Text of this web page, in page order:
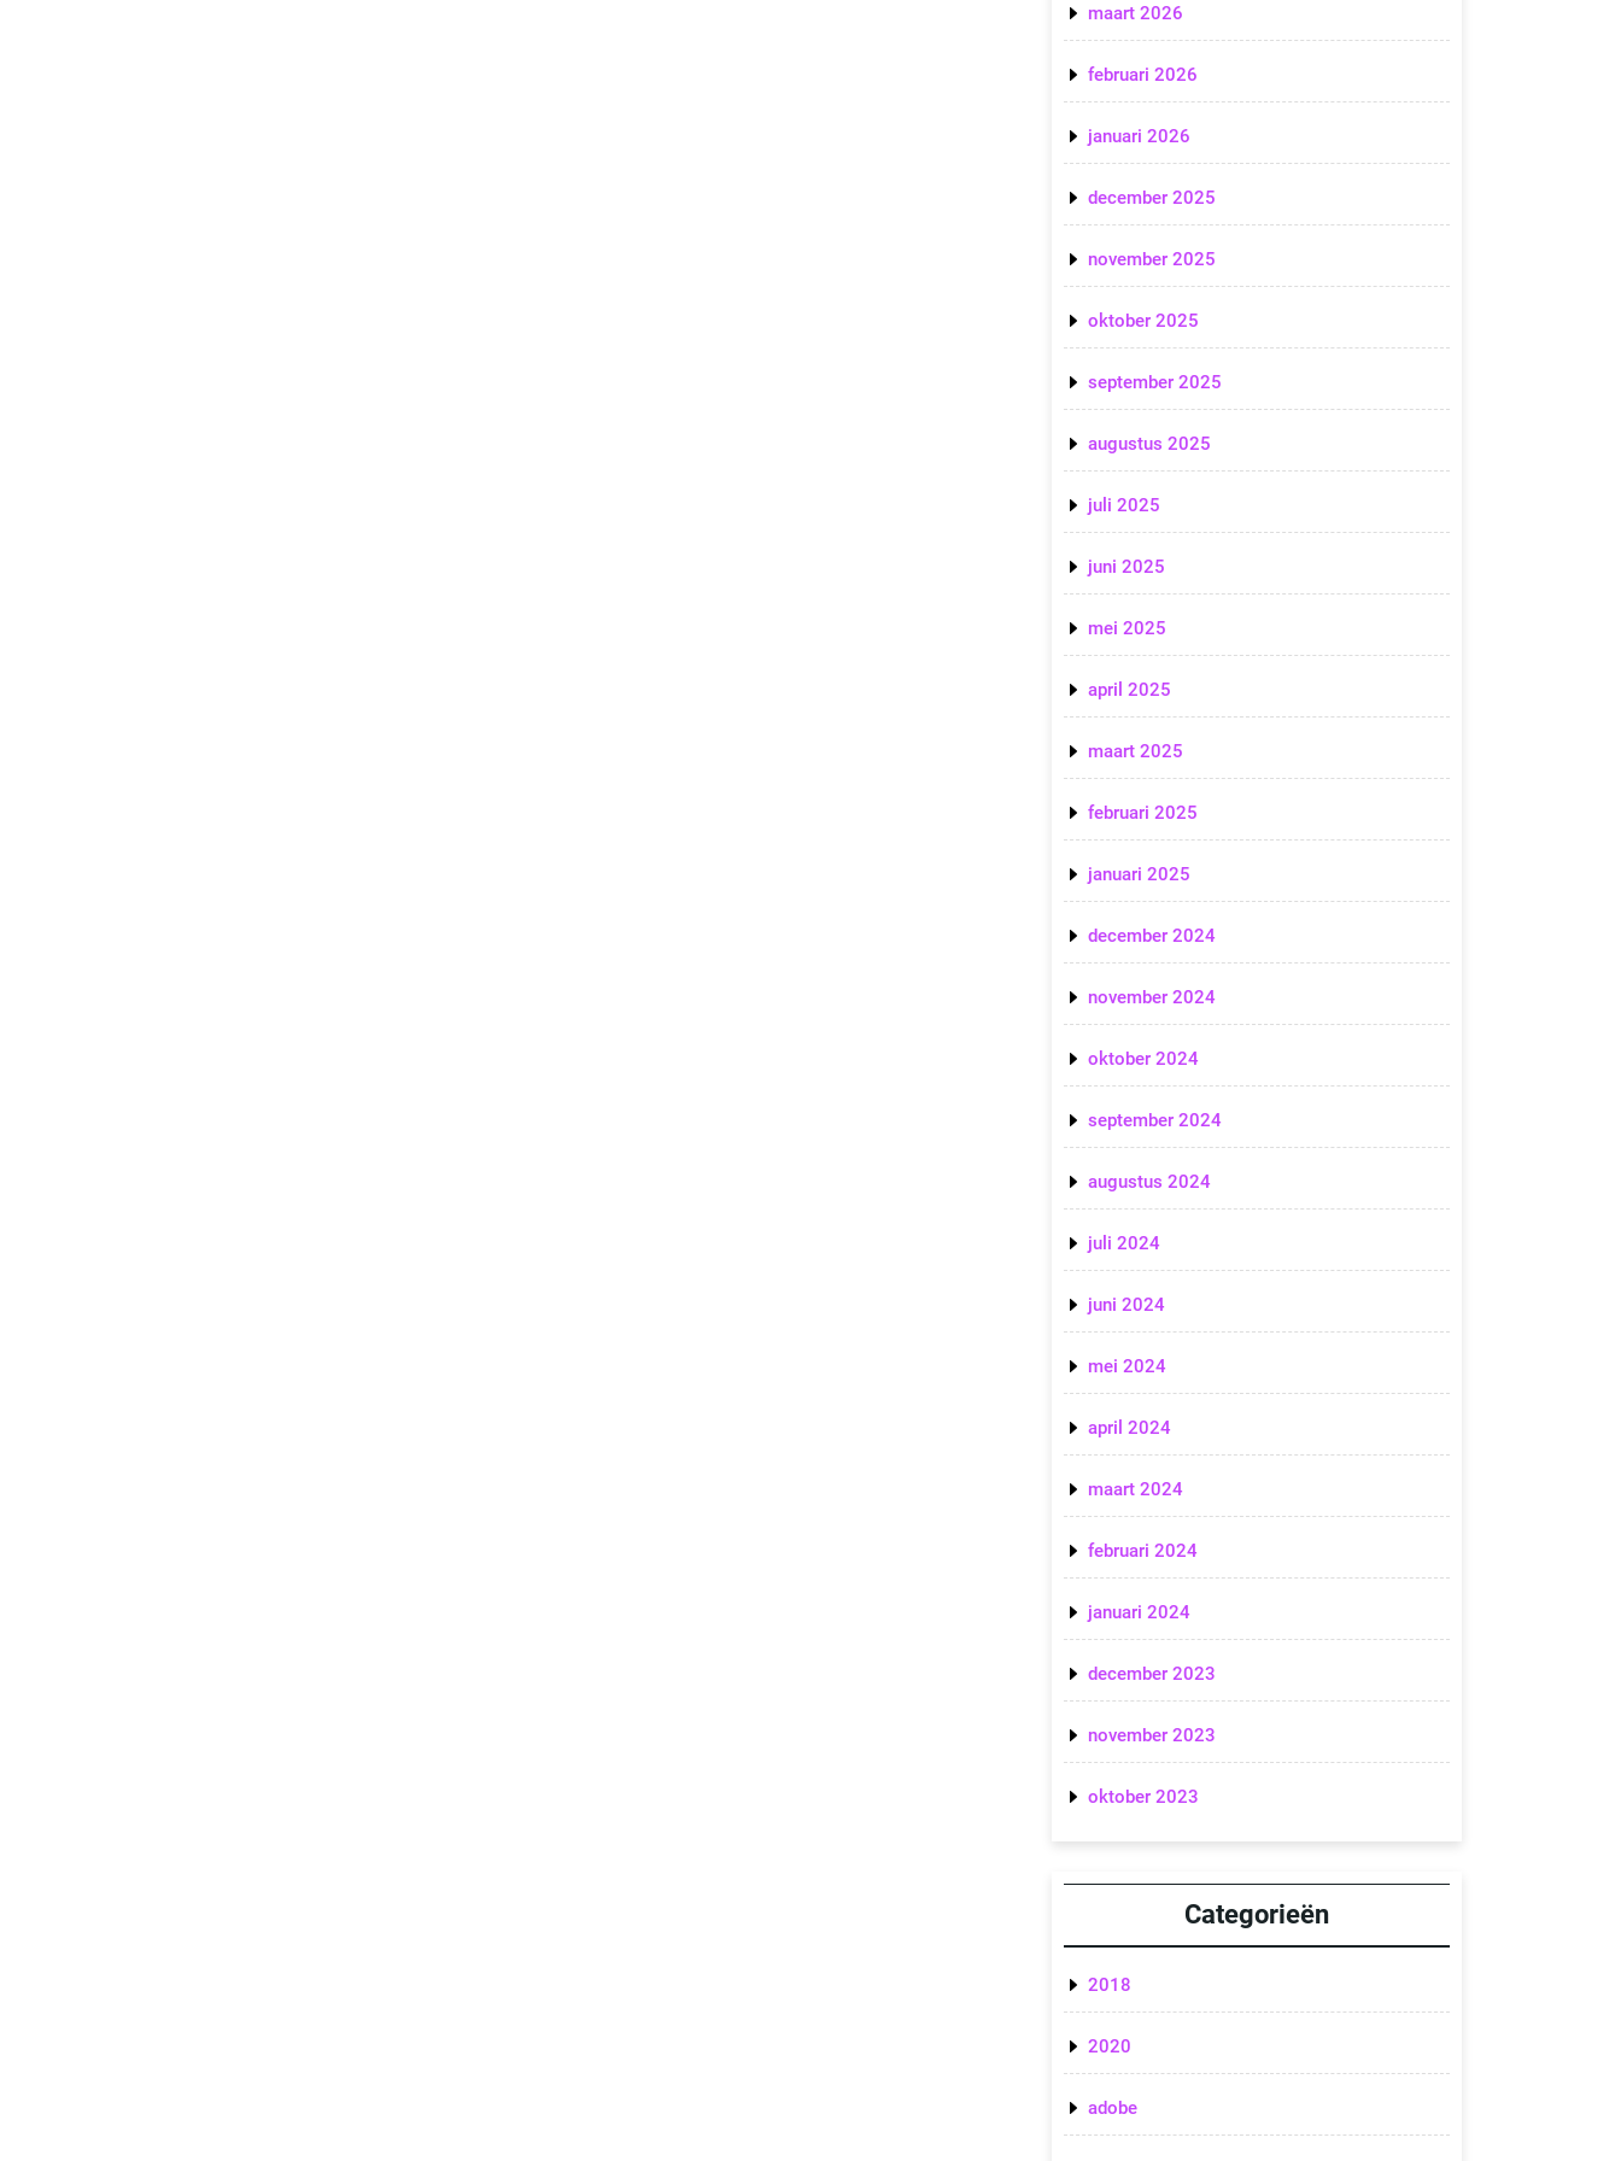
maart 2026
februari 2026
januari 2026
december 2025
november 2025
oktober 2025
september 2025
augustus 2025
juli 2025
juni 2025
mei 2025
april 2025
maart 2025
februari 2025
januari 2025
december 2024
november 2024
oktober 2024
september 2024
augustus 2024
juli 2024
juni 2024
mei 2024
april 2024
maart 2024
februari 2024
januari 2024
december 2023
november 2023
oktober 2023
Categorieën
2018
2020
adobe